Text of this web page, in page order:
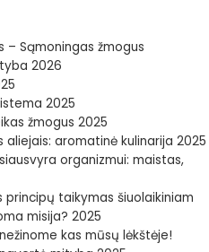
– Sąmoningas žmogus
2026
2025
žmogus 2025
aliejais: aromatinė kulinarija 2025
organizmui: maistas,
principų taikymas šiuolaikiniam
misija? 2025
kas mūsų lėkštėje!